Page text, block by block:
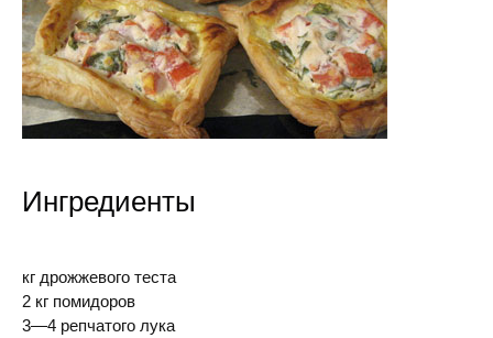
Ингредиенты
кг дрожжевого теста
2 кг помидоров
3—4 репчатого лука